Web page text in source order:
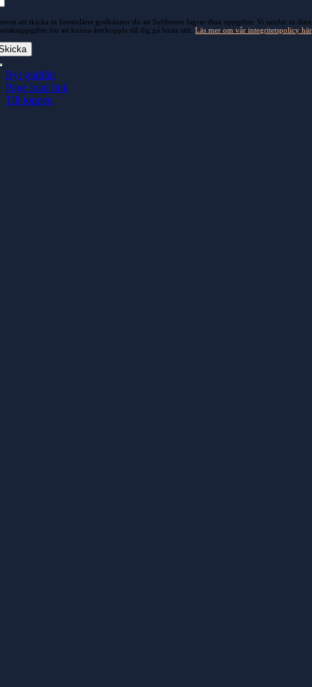
att skicka in formuläret godkänner du att Softhouse lagrar dina uppgifter. Vi samlar in dina
för att kunna återkoppla till dig på bästa sätt.Läs mer om vår integritetspolicy här
Byt glidfält
Page load link
Till toppen